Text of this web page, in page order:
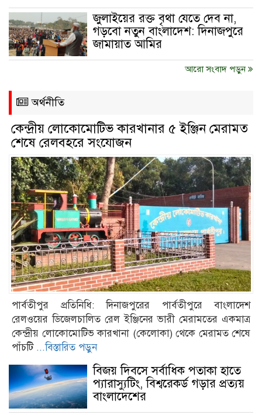
জুলাইয়ের রক্ত বৃথা যেতে দেব না,
গড়বো নতুন বাংলাদেশ: দিনাজপুরে
জামায়াত আমির
আরো সংবাদ পড়ুন
অর্থনীতি
কেন্দ্রীয় লোকোমোটিভ কারখানার ৫ ইঞ্জিন মেরামত
শেষে রেলবহরে সংযোজন
পার্বতীপুর প্রতিনিধি: দিনাজপুরের পার্বতীপুরে বাংলাদেশ
রেলওয়ের ডিজেলচালিত রেল ইঞ্জিনের ভারী মেরামতের একমাত্র
কেন্দ্রীয় লোকোমোটিভ কারখানা (কেলোকা) থেকে মেরামত শেষে
পাঁচটি ...বিস্তারিত পড়ুন
বিজয় দিবসে সর্বাধিক পতাকা হাতে
প্যারাস্যুটিং, বিশ্বরেকর্ড গড়ার প্রত্যয়
বাংলাদেশের